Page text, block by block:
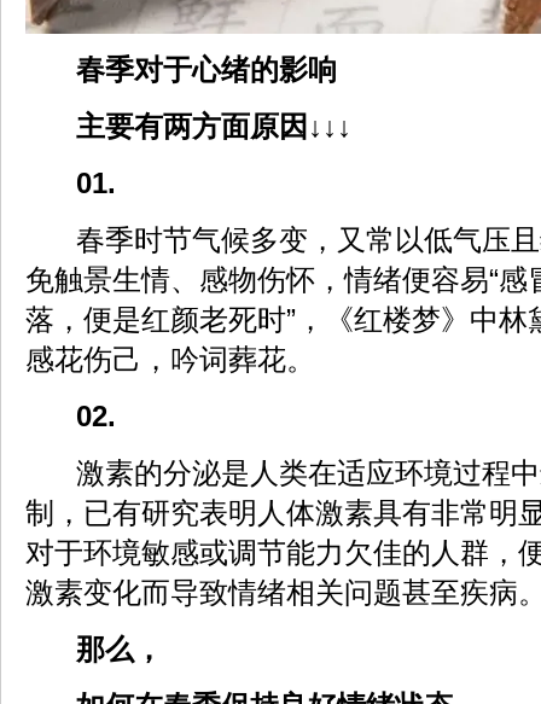
春季对于心绪的影响
主要有两方面原因↓↓↓
01.
春季时节气候多变，又常以低气压
免触景生情、感物伤怀，情绪便容易“感
落，便是红颜老死时”，《红楼梦》中林
感花伤己，吟词葬花。
02.
激素的分泌是人类在适应环境过程
制，已有研究表明人体激素具有非常明
对于环境敏感或调节能力欠佳的人群，
激素变化而导致情绪相关问题甚至疾病
那么，